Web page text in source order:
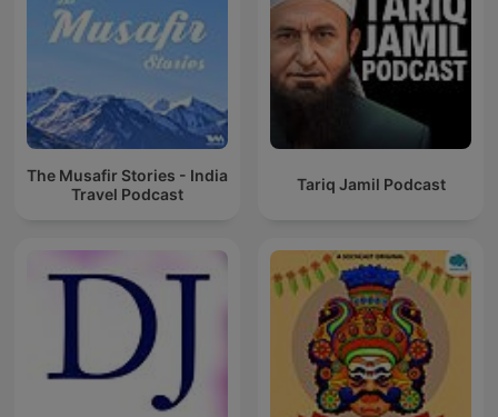
The Musafir Stories - India
Travel Podcast
Tariq Jamil Podcast